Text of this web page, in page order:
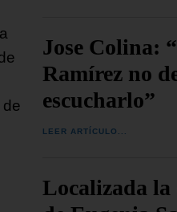
Jose Colina:
Ramírez no
escucharlo”
LEER ARTÍCULO...
Localizada